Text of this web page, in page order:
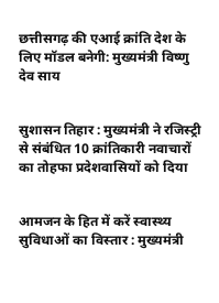
छत्तीसगढ़ की एआई क्रांति देश के
लिए मॉडल बनेगी: मुख्यमंत्री विष्णु
देव साय
सुशासन तिहार : मुख्यमंत्री ने रजिस्ट्री
से संबंधित 10 क्रांतिकारी नवाचारों
का तोहफा प्रदेशवासियों को दिया
आमजन के हित में करें स्वास्थ्य
सुविधाओं का विस्तार : मुख्यमंत्री